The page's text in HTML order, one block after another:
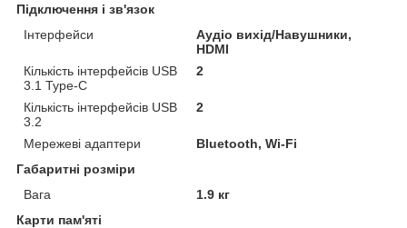
Підключення і зв'язок
Інтерфейси
Аудіо вихід/Навушники,
HDMI
Кількість інтерфейсів USB
3.1 Type-C
2
Кількість інтерфейсів USB
3.2
2
Мережеві адаптери
Bluetooth, Wi-Fi
Габаритні розміри
Вага
1.9 кг
Карти пам'яті